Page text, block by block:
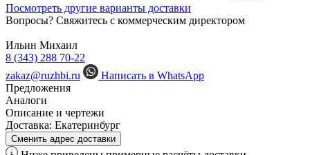
Посмотреть другие варианты доставки
Вопросы? Свяжитесь с коммерческим директором
Ильин Михаил
8 (343) 288 70-22
zakaz@ruzhbi.ru
Написать в WhatsApp
Предложения
Аналоги
Описание и чертежи
Доставка: Екатеринбург
Сменить адрес доставки